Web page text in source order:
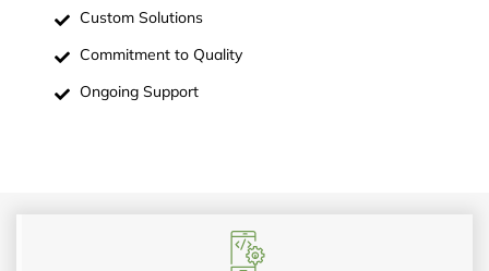
Custom Solutions
Commitment to Quality
Ongoing Support